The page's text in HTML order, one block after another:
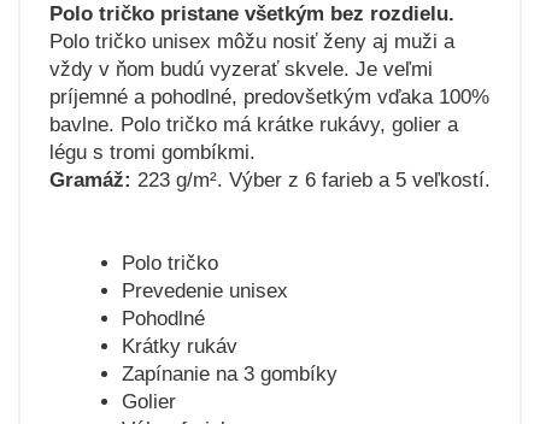
Polo tričko pristane všetkým bez rozdielu.
Polo tričko unisex môžu nosiť ženy aj muži a
vždy v ňom budú vyzerať skvele. Je veľmi
príjemné a pohodlné, predovšetkým vďaka 100%
bavlne. Polo tričko má krátke rukávy, golier a
légu s tromi gombíkmi.
Gramáž: 223 g/m². Výber z 6 farieb a 5 veľkostí.
Polo tričko
Prevedenie unisex
Pohodlné
Krátky rukáv
Zapínanie na 3 gombíky
Golier